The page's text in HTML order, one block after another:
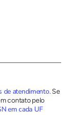
de atendimento.Se
contato pelo
em cada UF